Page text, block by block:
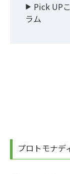
Pick UP
ラム
プロトモナデ